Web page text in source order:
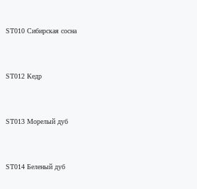
ST010 Сибирская сосна
ST012 Кедр
ST013 Морелый дуб
ST014 Беленый дуб